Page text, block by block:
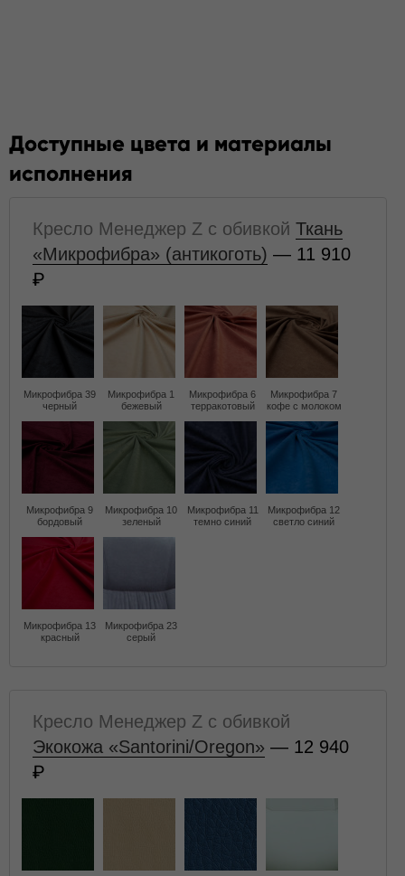
Доступные цвета и материалы
исполнения
Кресло Менеджер Z с обивкой Ткань
«Микрофибра» (антикоготь) — 11 910
Микрофибра 39
черный
Микрофибра 1
бежевый
Микрофибра 6
терракотовый
Микрофибра 7
кофе с молоком
Микрофибра 9
бордовый
Микрофибра 10
зеленый
Микрофибра 11
темно синий
Микрофибра 12
светло синий
Микрофибра 13
красный
Микрофибра 23
серый
Кресло Менеджер Z с обивкой
Экокожа «Santorini/Oregon» — 12 940